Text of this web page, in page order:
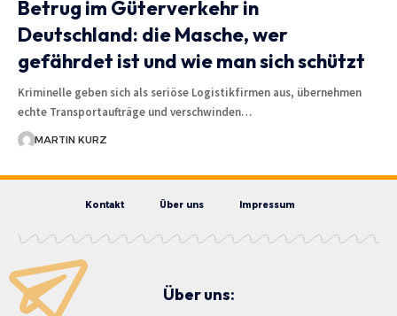
Betrug im Güterverkehr in
Deutschland: die Masche, wer
gefährdet ist und wie man sich schützt
Kriminelle geben sich als seriöse Logistikfirmen aus, übernehmen
echte Transportaufträge und verschwinden…
MARTIN KURZ
Kontakt Über uns Impressum
Über uns: